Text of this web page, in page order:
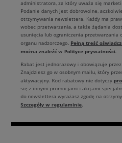
administratora, za który uważa się
Podanie danych jest dobrowolne,
otrzymywania newslettera. Każdy ma
wobec przetwarzania, a także żądania
usunięcia lub ograniczenia przetwarzania
organu nadzorczego. Pełną treść
można znaleźć w Polityce prywatności.
Rabat jest jednorazowy i obowiązuje
Znajdziesz go w osobnym mailu, który
aktywacyjny. Kod rabatowy nie dotyczy
się z innymi promocjami i akcjami
do newslettera wyrażasz zgodę na
Szczegóły w regulaminie.